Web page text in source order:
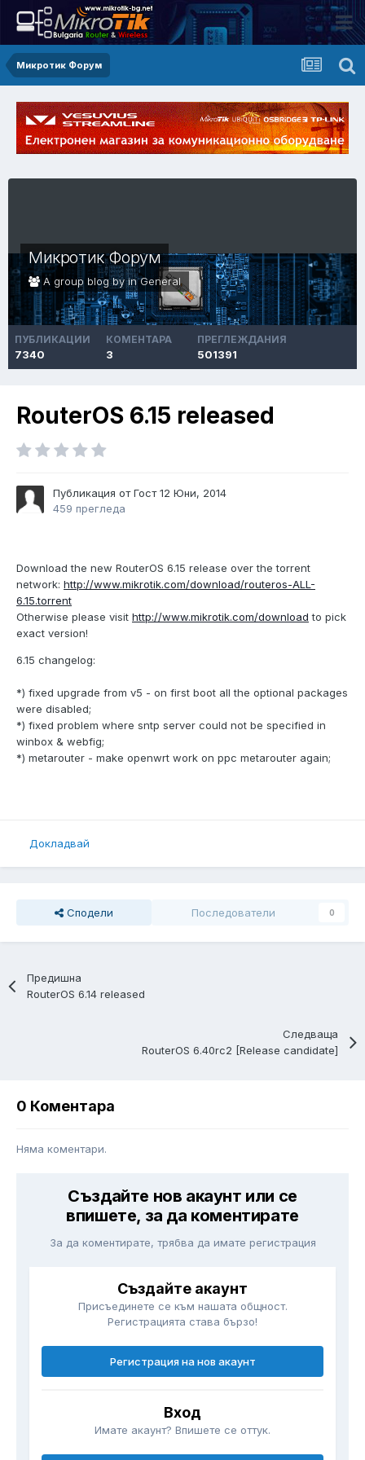
Микротик Форум
Микротик Форум
A group blog by inGeneral
ПУБЛИКАЦИИ
7340
КОМЕНТАРА
3
ПРЕГЛЕЖДАНИЯ
501391
RouterOS 6.15 released
Публикация от Гост12 Юни, 2014
459 прегледа
Download the new RouterOS 6.15 release over the torrent
network: http://www.mikrotik.com/download/routeros-ALL-
6.15.torrent
Otherwise please visit http://www.mikrotik.com/download to pick
exact version!
6.15 changelog:
*) fixed upgrade from v5 - on first boot all the optional packages
were disabled;
*) fixed problem where sntp server could not be specified in
winbox & webfig;
*) metarouter - make openwrt work on ppc metarouter again;
Докладвай
Сподели Последователи 0
Предишна
RouterOS 6.14 released
Следваща
RouterOS 6.40rc2 [Release candidate]
0 Коментара
Няма коментари.
Създайте нов акаунт или се
впишете, за да коментирате
За да коментирате, трябва да имате регистрация
Създайте акаунт
Присъединете се към нашата общност.
Регистрацията става бързо!
Регистрация на нов акаунт
Вход
Имате акаунт? Впишете се оттук.